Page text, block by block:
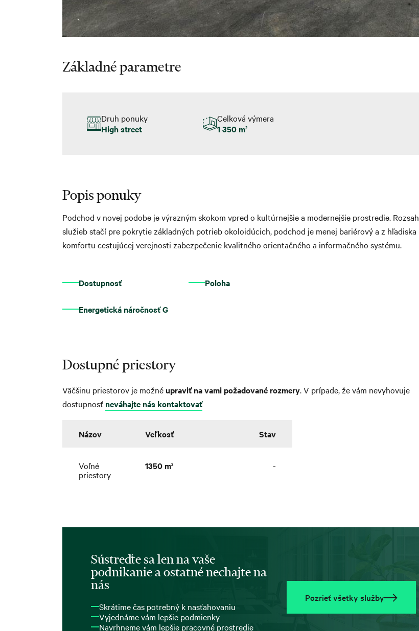
Základné parametre
Druh ponuky
High street
Celková výmera
1 350 m2
Popis ponuky
Podchod v novej podobe je výrazným skokom vpred o kultúrnejšie a modernejšie prostredie. Rozsah
služieb stačí pre pokrytie základných potrieb okoloidúcich, podchod je menej bariérový a z hľadiska
komfortu cestujúcej verejnosti zabezpečenie kvalitného orientačného a informačného systému.
Dostupnosť Poloha
Energetická náročnosť G
Dostupné priestory
Väčšinu priestorov je možnéupraviť na vami požadované rozmery. V prípade, že vám nevyhovuje
dostupnosť neváhajte nás kontaktovať
Názov Veľkosť Stav
Voľné
priestory
1350 m2 -
Sústreďte sa len na vaše
podnikanie a ostatné nechajte na
nás
Skrátime čas potrebný k nasťahovaniu
Vyjednáme vám lepšie podmienky
Navrhneme vám lepšie pracovné prostredie
Pozrieť všetky služby